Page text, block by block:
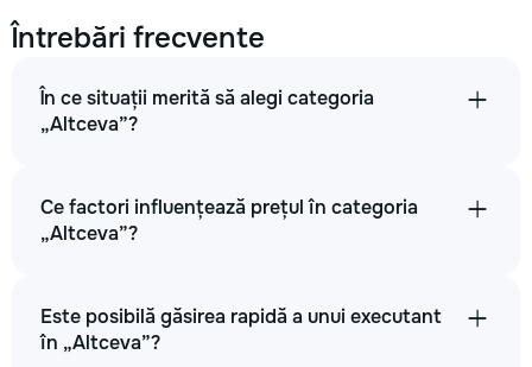
Întrebări frecvente
În ce situații merită să alegi categoria
„Altceva”?
Ce factori influențează prețul în categoria
„Altceva”?
Este posibilă găsirea rapidă a unui executant
în „Altceva”?